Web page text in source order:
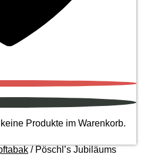
Produkte im Warenkorb.
/ Pöschl’s Jubiläums